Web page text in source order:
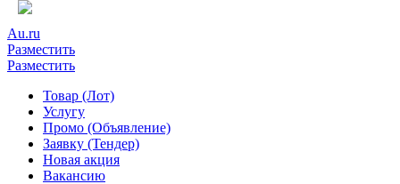
Au.ru
Разместить
Разместить
Товар (Лот)
Услугу
Промо (Объявление)
Заявку (Тендер)
Новая акция
Вакансию